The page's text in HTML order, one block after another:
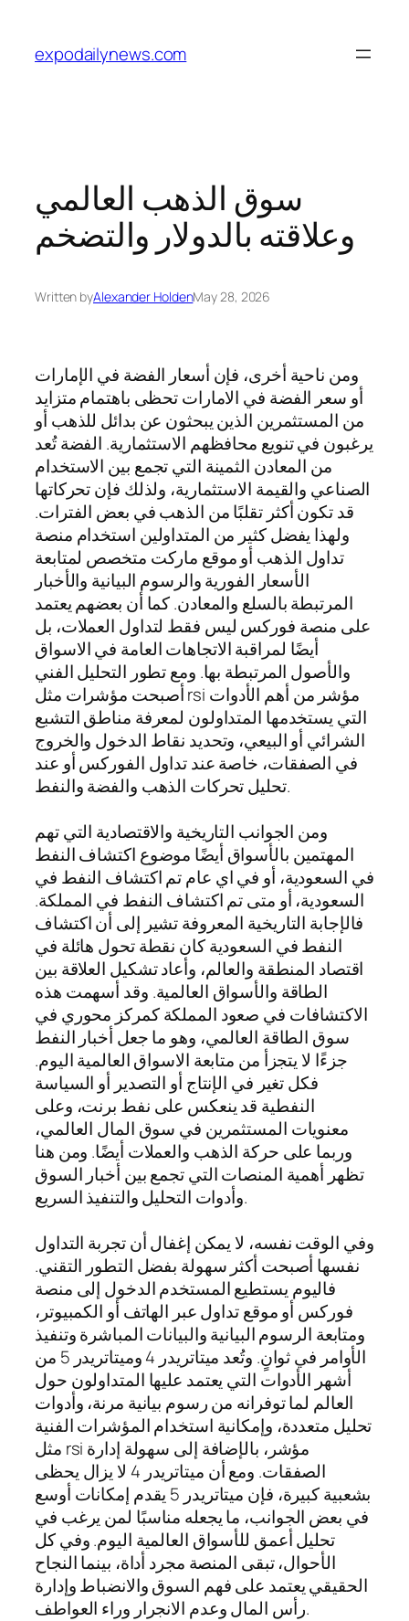
content
expodailynews.com
سوق الذهب العالمي
وعلاقته بالدولار والتضخم
Written byAlexander HoldenMay 28, 2026
ومن ناحية أخرى، فإن أسعار الفضة في الإمارات
أو سعر الفضة في الامارات تحظى باهتمام متزايد
من المستثمرين الذين يبحثون عن بدائل للذهب أو
يرغبون في تنويع محافظهم الاستثمارية. الفضة تُعد
من المعادن الثمينة التي تجمع بين الاستخدام
الصناعي والقيمة الاستثمارية، ولذلك فإن تحركاتها
قد تكون أكثر تقلبًا من الذهب في بعض الفترات.
ولهذا يفضل كثير من المتداولين استخدام منصة
تداول الذهب أو موقع ماركت متخصص لمتابعة
الأسعار الفورية والرسوم البيانية والأخبار
المرتبطة بالسلع والمعادن. كما أن بعضهم يعتمد
على منصة فوركس ليس فقط لتداول العملات، بل
أيضًا لمراقبة الاتجاهات العامة في الاسواق
والأصول المرتبطة بها. ومع تطور التحليل الفني
أصبحت مؤشرات مثل rsi مؤشر من أهم الأدوات
التي يستخدمها المتداولون لمعرفة مناطق التشبع
الشرائي أو البيعي، وتحديد نقاط الدخول والخروج
في الصفقات، خاصة عند تداول الفوركس أو عند
تحليل تحركات الذهب والفضة والنفط.
ومن الجوانب التاريخية والاقتصادية التي تهم
المهتمين بالأسواق أيضًا موضوع اكتشاف النفط
في السعودية، أو في اي عام تم اكتشاف النفط في
السعودية، أو متى تم اكتشاف النفط في المملكة.
فالإجابة التاريخية المعروفة تشير إلى أن اكتشاف
النفط في السعودية كان نقطة تحول هائلة في
اقتصاد المنطقة والعالم، وأعاد تشكيل العلاقة بين
الطاقة والأسواق العالمية. وقد أسهمت هذه
الاكتشافات في صعود المملكة كمركز محوري في
سوق الطاقة العالمي، وهو ما جعل أخبار النفط
جزءًا لا يتجزأ من متابعة الاسواق العالمية اليوم.
فكل تغير في الإنتاج أو التصدير أو السياسة
النفطية قد ينعكس على نفط برنت، وعلى
معنويات المستثمرين في سوق المال العالمي،
وربما على حركة الذهب والعملات أيضًا. ومن هنا
تظهر أهمية المنصات التي تجمع بين أخبار السوق
وأدوات التحليل والتنفيذ السريع.
وفي الوقت نفسه، لا يمكن إغفال أن تجربة التداول
نفسها أصبحت أكثر سهولة بفضل التطور التقني.
فاليوم يستطيع المستخدم الدخول إلى منصة
فوركس أو موقع تداول عبر الهاتف أو الكمبيوتر،
ومتابعة الرسوم البيانية والبيانات المباشرة وتنفيذ
الأوامر في ثوانٍ. وتُعد ميتاتريدر 4 وميتاتريدر 5 من
أشهر الأدوات التي يعتمد عليها المتداولون حول
العالم لما توفرانه من رسوم بيانية مرنة، وأدوات
تحليل متعددة، وإمكانية استخدام المؤشرات الفنية
مثل rsi مؤشر، بالإضافة إلى سهولة إدارة
الصفقات. ومع أن ميتاتريدر 4 لا يزال يحظى
بشعبية كبيرة، فإن ميتاتريدر 5 يقدم إمكانات أوسع
في بعض الجوانب، ما يجعله مناسبًا لمن يرغب في
تحليل أعمق للأسواق العالمية اليوم. وفي كل
الأحوال، تبقى المنصة مجرد أداة، بينما النجاح
الحقيقي يعتمد على فهم السوق والانضباط وإدارة
رأس المال وعدم الانجرار وراء العواطف.